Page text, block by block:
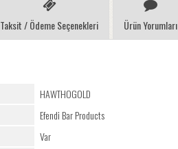
Taksit / Ödeme Seçenekleri Ürün Yorumları
HAWTHOGOLD
Efendi Bar Products
Var